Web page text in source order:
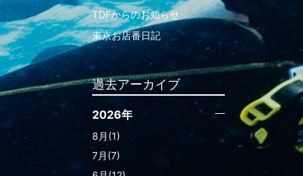
TDFからのお知らせ
東京お店番日記
過去アーカイブ
2026年
8月(1)
7月(7)